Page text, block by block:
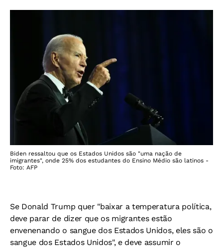
Biden ressaltou que os Estados Unidos são "uma nação de
imigrantes", onde 25% dos estudantes do Ensino Médio são latinos -
Foto: AFP
Se Donald Trump quer "baixar a temperatura política,
deve parar de dizer que os migrantes estão
envenenando o sangue dos Estados Unidos, eles são o
sangue dos Estados Unidos", e deve assumir o